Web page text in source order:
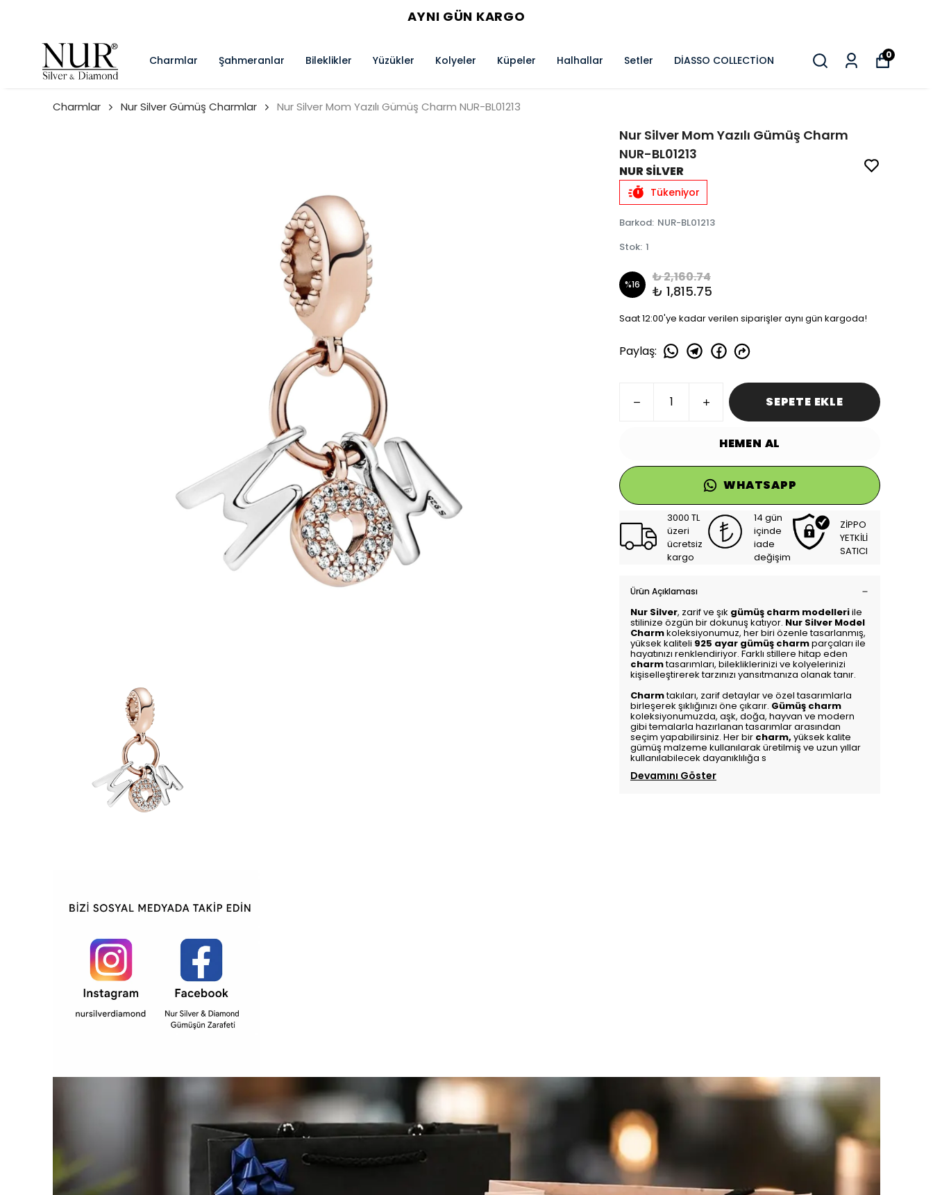
AYNI GÜN KARGO
Charmlar Şahmeranlar Bileklikler Yüzükler Kolyeler Küpeler Halhallar Setler DİASSO COLLECTİON 0
Charmlar Nur Silver Gümüş Charmlar Nur Silver Mom Yazılı Gümüş Charm NUR-BL01213
Nur Silver Mom Yazılı Gümüş Charm
NUR-BL01213
NUR SİLVER
Tükeniyor
Barkod: NUR-BL01213
Stok: 1
%16 ₺ 2,160.74
₺ 1,815.75
Saat 12:00'ye kadar verilen siparişler aynı gün kargoda!
Paylaş:
SEPETE EKLE
HEMEN AL
WHATSAPP
3000 TL
üzeri
ücretsiz
kargo
14 gün
içinde
iade
değişim
ZİPPO
YETKİLİ
SATICI
Ürün Açıklaması
Nur Silver, zarif ve şık gümüş charm modelleriile
stilinize özgün bir dokunuş katıyor. Nur Silver Model
Charmkoleksiyonumuz, her biri özenle tasarlanmış,
yüksek kaliteli 925 ayar gümüş charmparçaları ile
hayatınızı renklendiriyor. Farklı stillere hitap eden
charmtasarımları, bilekliklerinizi ve kolyelerinizi
kişiselleştirerek tarzınızı yansıtmanıza olanak tanır.
Charmtakıları, zarif detaylar ve özel tasarımlarla
birleşerek şıklığınızı öne çıkarır. Gümüş charm
koleksiyonumuzda, aşk, doğa, hayvan ve modern
gibi temalarla hazırlanan tasarımlar arasından
seçim yapabilirsiniz. Her bir charm, yüksek kalite
gümüş malzeme kullanılarak üretilmiş ve uzun yıllar
kullanılabilecek dayanıklılığa s
Devamını Göster